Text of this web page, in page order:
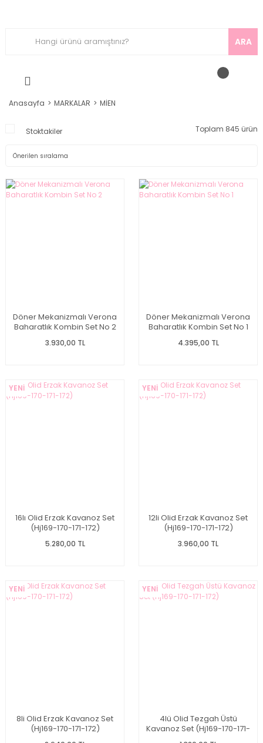
ARA
Anasayfa MARKALAR MİEN
Stoktakiler Toplam 845 ürün
Döner Mekanizmalı Verona
Baharatlık Kombin Set No 2
3.930,00 TL
Döner Mekanizmalı Verona
Baharatlık Kombin Set No 1
4.395,00 TL
YENİ
16lı Olid Erzak Kavanoz Set
(Hj169-170-171-172)
5.280,00 TL
YENİ
12li Olid Erzak Kavanoz Set
(Hj169-170-171-172)
3.960,00 TL
YENİ
8li Olid Erzak Kavanoz Set
(Hj169-170-171-172)
YENİ
4lü Olid Tezgah Üstü
Kavanoz Set (Hj169-170-171-